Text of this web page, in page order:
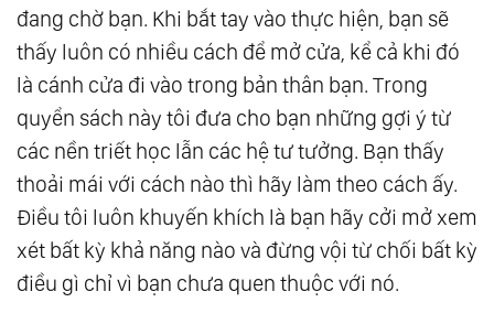
đang chờ bạn. Khi bắt tay vào thực hiện, bạn sẽ
thấy luôn có nhiều cách để mở cửa, kể cả khi đó
là cánh cửa đi vào trong bản thân bạn. Trong
quyển sách này tôi đưa cho bạn những gợi ý từ
các nền triết học lẫn các hệ tư tưởng. Bạn thấy
thoải mái với cách nào thì hãy làm theo cách ấy.
Ðiều tôi luôn khuyến khích là bạn hãy cởi mở xem
xét bất kỳ khả năng nào và đừng vội từ chối bất kỳ
điều gì chỉ vì bạn chưa quen thuộc với nó.